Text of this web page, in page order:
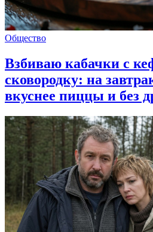
Общество
Взбиваю кабачки с
сковородку: на
вкуснее пиццы и без